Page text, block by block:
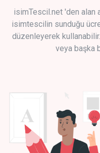
isimTescil.net 'den alan
isimtescilin sunduğu
düzenleyerek
veya başka